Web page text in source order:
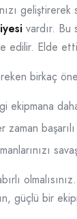
vardır. Bu
edilir. Elde
birkaç
ekipmana
zaman
güçlü bir